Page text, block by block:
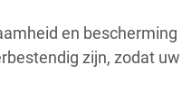
en bescherming
zijn, zodat uw